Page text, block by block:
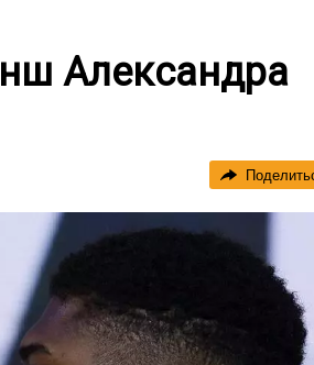
Александра